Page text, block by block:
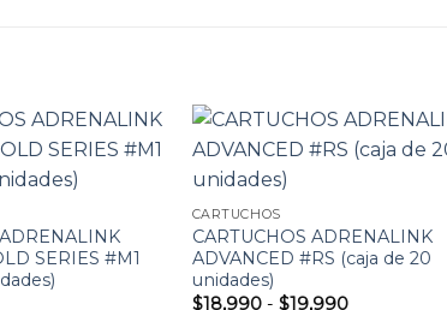
a la
lista
de
SERIES #M1
a la
lista
CARTUCHOS
CARTUCHOS ADRENALINK
ADVANCED #RS (caja de 20
unidades)
$18,990 - $19,990Rango